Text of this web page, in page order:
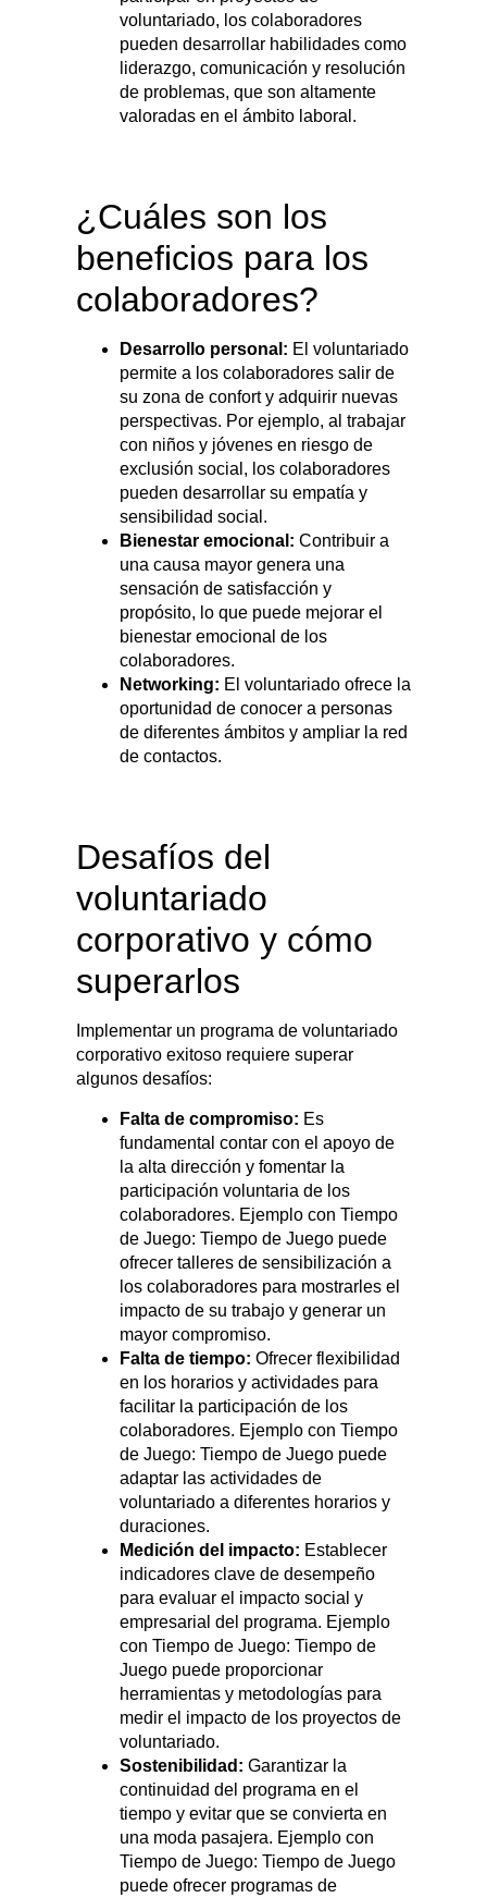
voluntariado, los colaboradores
pueden desarrollar habilidades como
liderazgo, comunicación y resolución
de problemas, que son altamente
valoradas en el ámbito laboral.
¿Cuáles son los
beneficios para los
colaboradores?
Desarrollo personal: El voluntariado
permite a los colaboradores salir de
su zona de confort y adquirir nuevas
perspectivas. Por ejemplo, al trabajar
con niños y jóvenes en riesgo de
exclusión social, los colaboradores
pueden desarrollar su empatía y
sensibilidad social.
Bienestar emocional: Contribuir a
una causa mayor genera una
sensación de satisfacción y
propósito, lo que puede mejorar el
bienestar emocional de los
colaboradores.
Networking: El voluntariado ofrece la
oportunidad de conocer a personas
de diferentes ámbitos y ampliar la red
de contactos.
Desafíos del
voluntariado
corporativo y cómo
superarlos
Implementar un programa de voluntariado
corporativo exitoso requiere superar
algunos desafíos:
Falta de compromiso: Es
fundamental contar con el apoyo de
la alta dirección y fomentar la
participación voluntaria de los
colaboradores. Ejemplo con Tiempo
de Juego: Tiempo de Juego puede
ofrecer talleres de sensibilización a
los colaboradores para mostrarles el
impacto de su trabajo y generar un
mayor compromiso.
Falta de tiempo: Ofrecer flexibilidad
en los horarios y actividades para
facilitar la participación de los
colaboradores. Ejemplo con Tiempo
de Juego: Tiempo de Juego puede
adaptar las actividades de
voluntariado a diferentes horarios y
duraciones.
Medición del impacto: Establecer
indicadores clave de desempeño
para evaluar el impacto social y
empresarial del programa. Ejemplo
con Tiempo de Juego: Tiempo de
Juego puede proporcionar
herramientas y metodologías para
medir el impacto de los proyectos de
voluntariado.
Sostenibilidad: Garantizar la
continuidad del programa en el
tiempo y evitar que se convierta en
una moda pasajera. Ejemplo con
Tiempo de Juego: Tiempo de Juego
puede ofrecer programas de